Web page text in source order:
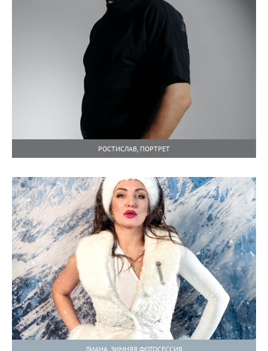
РОСТИСЛАВ, ПОРТРЕТ
ЛИАНА, ЗИМНЯЯ ФОТОСЕССИЯ